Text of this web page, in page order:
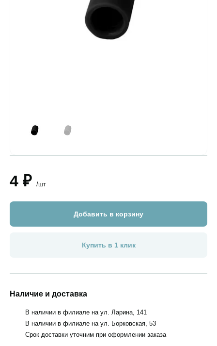
4 ₽ /шт
Добавить в корзину
Купить в 1 клик
Наличие и доставка
В наличии в филиале на ул. Ларина, 141
В наличии в филиале на ул. Борковская, 53
Срок доставки уточним при оформлении заказа